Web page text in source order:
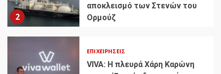
2
αποκλεισμό των Στενών του
Ορμούζ
ΕΠΙΧΕΙΡΉΣΕΙΣ
VIVA: Η πλευρά Χάρη Καρώνη